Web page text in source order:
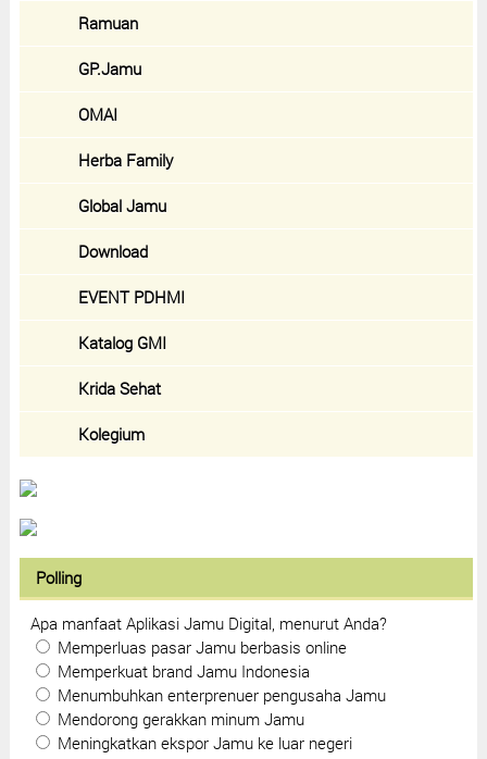
Ramuan
GP.Jamu
OMAI
Herba Family
Global Jamu
Download
EVENT PDHMI
Katalog GMI
Krida Sehat
Kolegium
Polling
Apa manfaat Aplikasi Jamu Digital, menurut Anda?
Memperluas pasar Jamu berbasis online
Memperkuat brand Jamu Indonesia
Menumbuhkan enterprenuer pengusaha Jamu
Mendorong gerakkan minum Jamu
Meningkatkan ekspor Jamu ke luar negeri